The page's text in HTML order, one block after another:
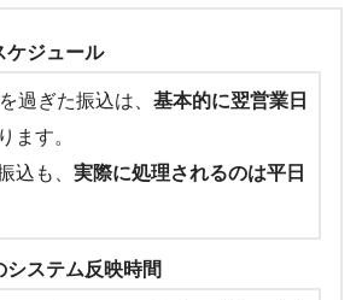
ケジュール
過ぎた振込は、 基本的に翌営業日
ます。
込も、 実際に処理されるのは平日
システム反映時間